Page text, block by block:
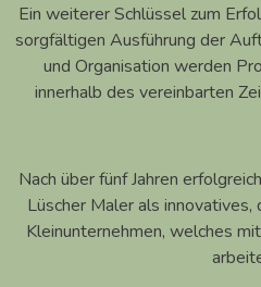
Ein weiterer Schlüssel zum
sorgfältigen Ausführung der
und Organisation werden
innerhalb des vereinbarten
Nach über fünf Jahren
Lüscher Maler als
Kleinunternehmen, welches